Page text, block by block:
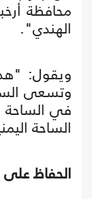
محافظة
الهندي".
ويقول:
وتسعى
في الساحة
الساحة
الحفاظ على